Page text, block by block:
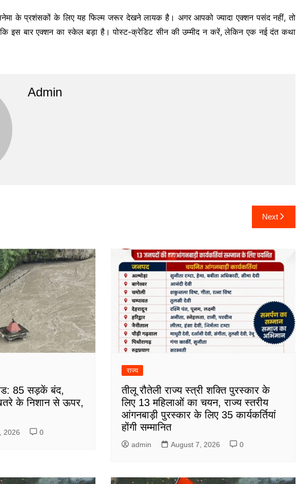
के प्रशंसकों के लिए यह फिल्म जरूर देखने लायक है। अगर आपको ज्यादा एक्शन पसंद नहीं, तो
इस बार एक्शन का स्केल बड़ा है। पोस्ट-क्रेडिट सीन की उम्मीद न करें, लेकिन एक नई दंत कथा
Admin
Next
85 सड़कें बंद,
के निशान से ऊपर,
2026 0
राज्य
तीलू रौतेली राज्य स्त्री शक्ति पुरस्कार के
लिए 13 महिलाओं का चयन, राज्य स्तरीय
आंगनबाड़ी पुरस्कार के लिए 35 कार्यकर्तियां
होंगी सम्मानित
admin August 7, 2026 0